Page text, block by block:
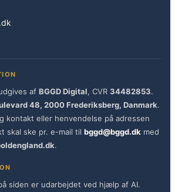
af BGGD Digital, CVR 34482853.
48, 2000 Frederiksberg, Danmark.
kontakt eller henvendelse på adressen
skal ske pr. e-mail til bggd@bggd.dk med
.
siden er udarbejdet ved hjælp af AI.